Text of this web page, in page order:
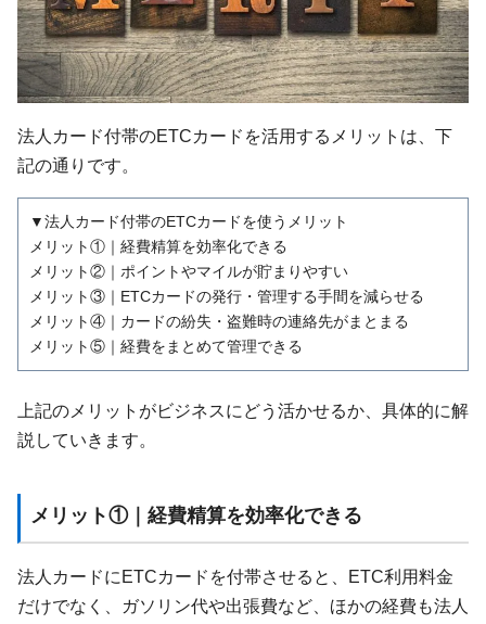
法人カード付帯のETCカードを活用するメリットは、下
記の通りです。
▼法人カード付帯のETCカードを使うメリット
メリット①｜経費精算を効率化できる
メリット②｜ポイントやマイルが貯まりやすい
メリット③｜ETCカードの発行・管理する手間を減らせる
メリット④｜カードの紛失・盗難時の連絡先がまとまる
メリット⑤｜経費をまとめて管理できる
上記のメリットがビジネスにどう活かせるか、具体的に解
説していきます。
メリット①｜経費精算を効率化できる
法人カードにETCカードを付帯させると、ETC利用料金
だけでなく、ガソリン代や出張費など、ほかの経費も法人